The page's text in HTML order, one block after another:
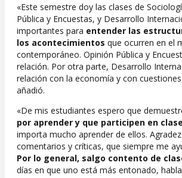
«Este semestre doy las clases de
Pública y Encuestas, y Desarrollo
importantes para entender las
los acontecimientos que ocurren en el
contemporáneo. Opinión Pública y
relación. Por otra parte, Desarrollo
relación con la economía y con
añadió.
«De mis estudiantes espero que
por aprender y que participen en clase
importa mucho aprender de ellos.
comentarios y críticas, que siempre me
Por lo general, salgo contento de
días en que uno está más entonado,